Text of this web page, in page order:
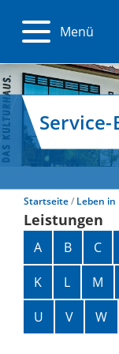
Menü
Startseite Leben in
Leistungen
A B C
K
L M
U
V W